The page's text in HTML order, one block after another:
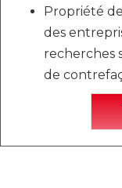
Propriété
des
recherches
de